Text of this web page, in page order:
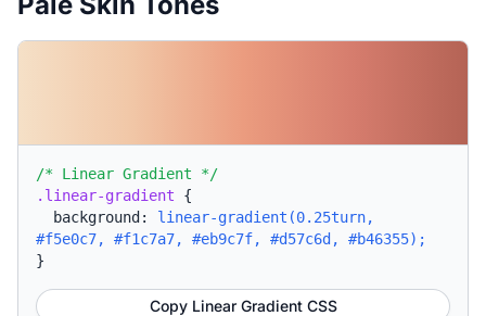
/* Linear Gradient */
.linear-gradient {
background: linear-gradient(0.25turn,
#f5e0c7, #f1c7a7, #eb9c7f, #d57c6d, #b46355);
}
Copy Linear Gradient CSS